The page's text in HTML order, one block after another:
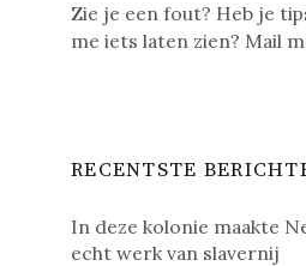
Zie je een fout? Heb je
me iets laten zien? Mail
RECENTSTE
In deze kolonie maakte
echt werk van slavernij